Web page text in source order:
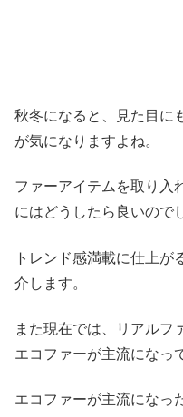
秋冬になると、見た目に
が気になりますよね。
ファーアイテムを取り入
にはどうしたら良いので
トレンド感満載に仕上が
介します。
また現在では、リアルフ
エコファーが主流になっ
エコファーが主流になっ